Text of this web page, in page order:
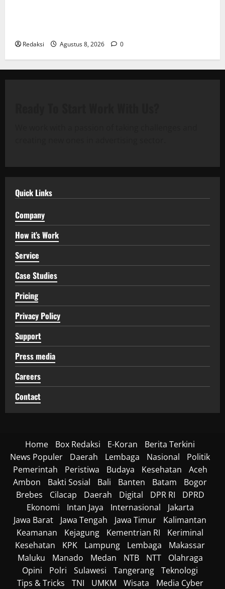
Redaksi Agustus 8, 2026 0
Quick Links
Company
How it’s Work
Service
Case Studies
Pricing
Privacy Policy
Support
Press media
Careers
Contact
Home Box Redaksi E-Koran
Berita Terkini
News Populer
Daerah Lembaga Nasional
Politik
Pemerintah
Peristiwa Budaya Kesehatan
Aceh
Ambon
Bakti Sosial Bali Banten Batam
Bogor
Brebes
Cilacap Daerah Digital DPR RI
DPRD
Ekonomi
Intan Jaya Internasional
Jakarta
Jawa Barat
Jawa Tengah Jawa Timur
Kalimantan
Keamanan
Kejagung Kementrian RI
Keriminal
Kesehatan
KPK Lampung Lembaga
Makassar
Maluku
Manado Medan NTB NTT
Olahraga
Opini
Polri Sulawesi Tangerang
Teknologi
Tips & Tricks
TNI UMKM Wisata Media Cyber